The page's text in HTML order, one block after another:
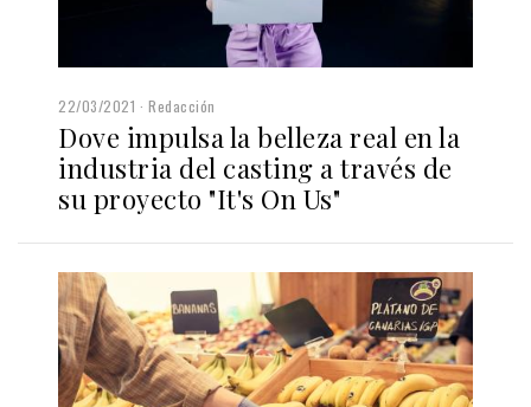
22/03/2021 Redacción
Dove impulsa la belleza real en la
industria del casting a través de
su proyecto "It's On Us"